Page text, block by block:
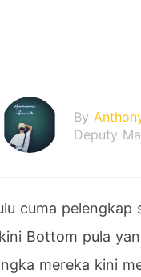
By
Deputy
cuma
Bottom pula
mereka kini